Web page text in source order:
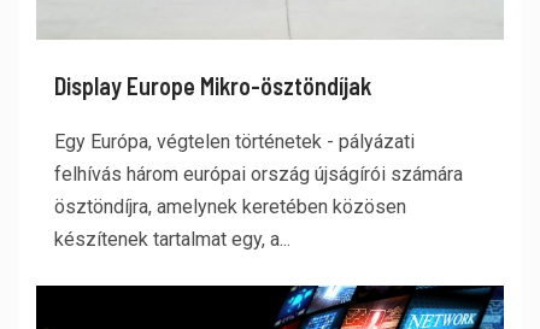
Display Europe Mikro-ösztöndíjak
Egy Európa, végtelen történetek - pályázati
felhívás három európai ország újságírói számára
ösztöndíjra, amelynek keretében közösen
készítenek tartalmat egy, a...